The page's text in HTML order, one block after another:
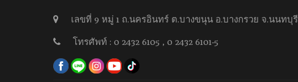
เลขที่ 9 หมู่ 1 ถ.นครอินทร์ ต.บางขนุน อ.บางกรวย จ.นนทบุรี
โทรศัพท์ : 0 2432 6105 , 0 2432 6101-5